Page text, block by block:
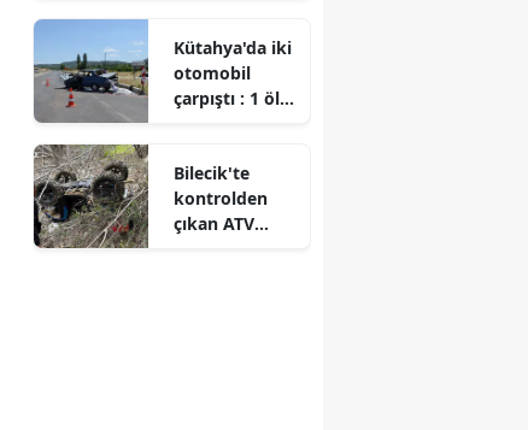
Kütahya'da iki
otomobil
çarpıştı : 1 ölü,
Bilecik'te
kontrolden
çıkan ATV